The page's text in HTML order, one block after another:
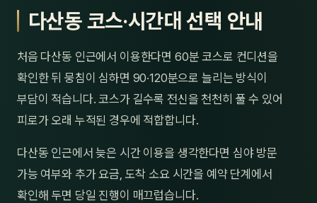
다산동 코스·시간대 선택 안내
처음 다산동 인근에서 이용한다면 60분 코스로 컨디션을
확인한 뒤 뭉침이 심하면 90·120분으로 늘리는 방식이
부담이 적습니다. 코스가 길수록 전신을 천천히 풀 수 있어
피로가 오래 누적된 경우에 적합합니다.
다산동 인근에서 늦은 시간 이용을 생각한다면 심야 방문
가능 여부와 추가 요금, 도착 소요 시간을 예약 단계에서
확인해 두면 당일 진행이 매끄럽습니다.